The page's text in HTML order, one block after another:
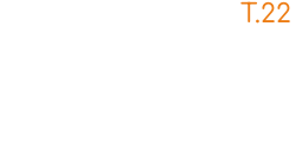
T.22